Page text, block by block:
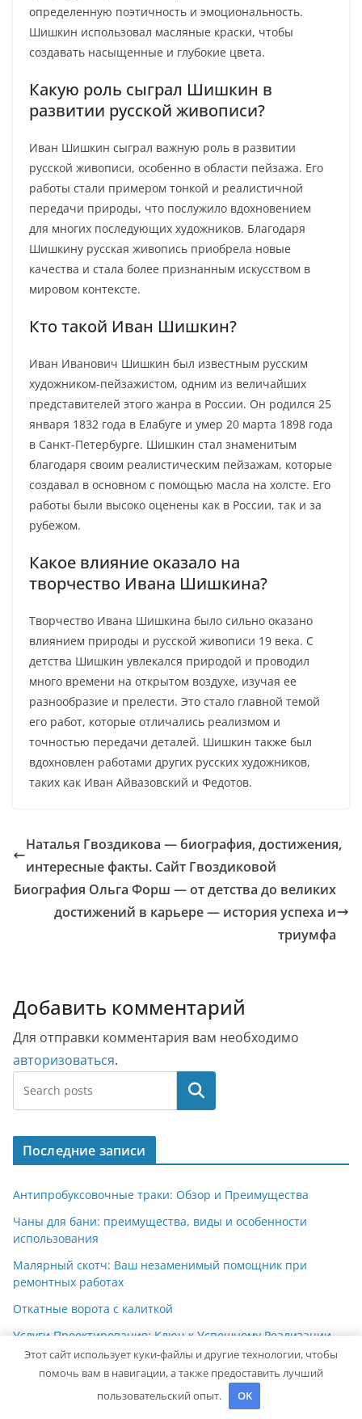
определенную поэтичность и эмоциональность.
Шишкин использовал масляные краски, чтобы
создавать насыщенные и глубокие цвета.
Какую роль сыграл Шишкин в
развитии русской живописи?
Иван Шишкин сыграл важную роль в развитии
русской живописи, особенно в области пейзажа. Его
работы стали примером тонкой и реалистичной
передачи природы, что послужило вдохновением
для многих последующих художников. Благодаря
Шишкину русская живопись приобрела новые
качества и стала более признанным искусством в
мировом контексте.
Кто такой Иван Шишкин?
Иван Иванович Шишкин был известным русским
художником-пейзажистом, одним из величайших
представителей этого жанра в России. Он родился 25
января 1832 года в Елабуге и умер 20 марта 1898 года
в Санкт-Петербурге. Шишкин стал знаменитым
благодаря своим реалистическим пейзажам, которые
создавал в основном с помощью масла на холсте. Его
работы были высоко оценены как в России, так и за
рубежом.
Какое влияние оказало на
творчество Ивана Шишкина?
Творчество Ивана Шишкина было сильно оказано
влиянием природы и русской живописи 19 века. С
детства Шишкин увлекался природой и проводил
много времени на открытом воздухе, изучая ее
разнообразие и прелести. Это стало главной темой
его работ, которые отличались реализмом и
точностью передачи деталей. Шишкин также был
вдохновлен работами других русских художников,
таких как Иван Айвазовский и Федотов.
Наталья Гвоздикова — биография, достижения,
интересные факты. Сайт Гвоздиковой
Биография Ольга Форш — от детства до великих
достижений в карьере — история успеха и
триумфа
Добавить комментарий
Для отправки комментария вам необходимо
авторизоваться.
Поиск
Последние записи
Антипробуксовочные траки: Обзор и Преимущества
Чаны для бани: преимущества, виды и особенности
использования
Малярный скотч: Ваш незаменимый помощник при
ремонтных работах
Откатные ворота с калиткой
Услуги Проектирования: Ключ к Успешному Реализации
Ваших Идей
Этот сайт использует куки-файлы и другие технологии, чтобы
помочь вам в навигации, а также предоставить лучший
пользовательский опыт.
OK